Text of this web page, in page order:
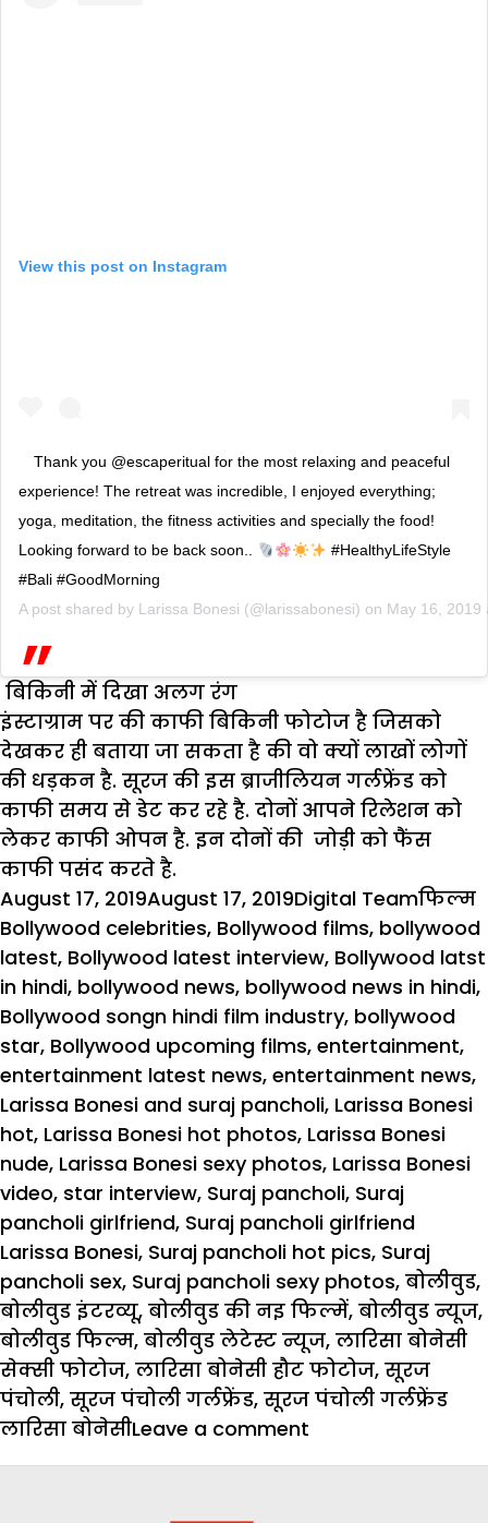
View this post on Instagram
Thank you @escaperitual for the most relaxing and peaceful
experience! The retreat was incredible, I enjoyed everything;
yoga, meditation, the fitness activities and specially the food!
Looking forward to be back soon..
#HealthyLifeStyle
#Bali #GoodMorning
A post shared by Larissa Bonesi (@larissabonesi) on May 16, 2019
बिकिनी में दिखा अलग रंग
इंस्टाग्राम पर की काफी बिकिनी फोटोज है जिसको
देखकर ही बताया जा सकता है की वो क्यों लाखों लोगों
की धड़कन है. सूरज की इस ब्राजीलियन गर्लफ्रेंड को
काफी समय से डेट कर रहे है. दोनों आपने रिलेशन को
लेकर काफी ओपन है. इन दोनों की जोड़ी को फैंस
काफी पसंद करते है.
Posted
on
August 17, 2019August 17, 2019Author
Digital Teamफिल्म
Bollywood celebrities, Bollywood films, bollywood
latest, Bollywood latest interview, Bollywood latst
in hindi, bollywood news, bollywood news in hindi,
Bollywood songn hindi film industry, bollywood
star, Bollywood upcoming films, entertainment,
entertainment latest news, entertainment news,
Larissa Bonesi and suraj pancholi, Larissa Bonesi
hot, Larissa Bonesi hot photos, Larissa Bonesi
nude, Larissa Bonesi sexy photos, Larissa Bonesi
video, star interview, Suraj pancholi, Suraj
pancholi girlfriend, Suraj pancholi girlfriend
Larissa Bonesi, Suraj pancholi hot pics, Suraj
pancholi sex, Suraj pancholi sexy photos, बोलीवुड,
बोलीवुड इंटरव्यू, बोलीवुड की नइ फिल्में, बोलीवुड न्यूज,
बोलीवुड फिल्म, बोलीवुड लेटेस्ट न्यूज, लारिसा बोनेसी
सेक्सी फोटोज, लारिसा बोनेसी हौट फोटोज, सूरज
पंचोली, सूरज पंचोली गर्लफ्रेंड, सूरज पंचोली गर्लफ्रेंड
लारिसा बोनेसीLeave a comment